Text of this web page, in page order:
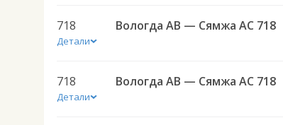
718
Детали
Вологда АВ — Сямжа АС 718
718
Детали
Вологда АВ — Сямжа АС 718